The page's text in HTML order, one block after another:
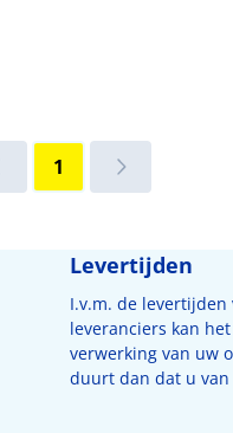
1
Levertijden
I.v.m. de levertijden
leveranciers kan
verwerking van uw
duurt dan dat u